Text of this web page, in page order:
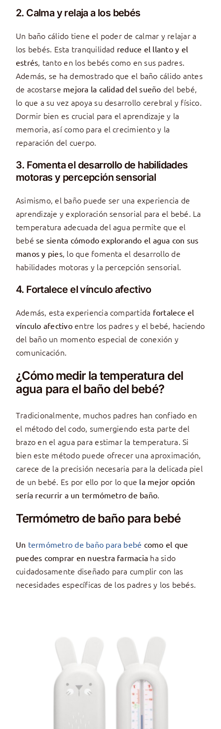
2. Calma y relaja a los bebés
Un baño cálido tiene el poder de calmar y relajar a
los bebés. Esta tranquilidad reduce el llanto y el
estrés, tanto en los bebés como en sus padres.
Además, se ha demostrado que el baño cálido antes
de acostarse mejora la calidad del sueño del bebé,
lo que a su vez apoya su desarrollo cerebral y físico.
Dormir bien es crucial para el aprendizaje y la
memoria, así como para el crecimiento y la
reparación del cuerpo.
3. Fomenta el desarrollo de habilidades
motoras y percepción sensorial
Asimismo, el baño puede ser una experiencia de
aprendizaje y exploración sensorial para el bebé. La
temperatura adecuada del agua permite que el
bebé se sienta cómodo explorando el agua con sus
manos y pies, lo que fomenta el desarrollo de
habilidades motoras y la percepción sensorial.
4. Fortalece el vínculo afectivo
Además, esta experiencia compartida fortalece el
vínculo afectivoentre los padres y el bebé, haciendo
del baño un momento especial de conexión y
comunicación.
¿Cómo medir la temperatura del
agua para el baño del bebé?
Tradicionalmente, muchos padres han confiado en
el método del codo, sumergiendo esta parte del
brazo en el agua para estimar la temperatura. Si
bien este método puede ofrecer una aproximación,
carece de la precisión necesaria para la delicada piel
de un bebé. Es por ello por lo que la mejor opción
sería recurrir a un termómetro de baño.
Termómetro de baño para bebé
Un termómetro de baño para bebé como el que
puedes comprar en nuestra farmacia ha sido
cuidadosamente diseñado para cumplir con las
necesidades específicas de los padres y los bebés.
AÑADIR AL CARRITO DETALLES